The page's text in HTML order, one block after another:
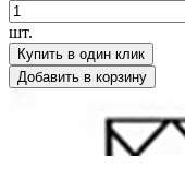
шт.
Купить в один клик
Добавить в корзину